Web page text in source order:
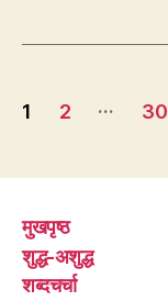
Posts
1 2 … 30
मुखपृष्ठ
शुद्ध-अशुद्ध
शब्दचर्चा